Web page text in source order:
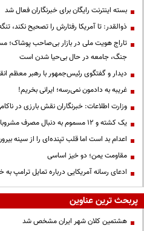
بسته اینترنت رایگان برای خبرنگاران فعال شد
ذوالقدر: تا آمریکا رفتارش را تصحیح نکند،
تاراج هویت ملی در بازار بی‌صاحب پوشاک؛
جنگ، جامعه در حال بی‌حیا شدن است
دیدار و گفتگوی رئیس‌جمهور با رهبر معظم
غریبه به دادمون نمی‌رسه؛ ایرانی بخریم!
وزارت اطلاعات: خبرنگاران نقش بارزی در
یک کشته و ۱۲ مسموم به دنبال مصرف مشروبات الکلی در نیشابور
اعدام بد است اما قلب تپنده‌ای را از سینه
مقاومت یمن؛ دو خیز اساسی
ادعای رسانه آمریکایی درباره تمایل ترامپ
پربحث ترین عناوین
هشتمین کلان شهر ایران مشخص شد